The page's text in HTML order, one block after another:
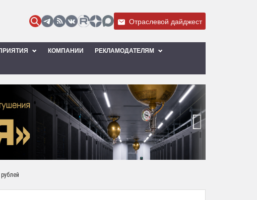
Отраслевой дайджест
КОМПАНИИ РЕКЛАМОДАТЕЛЯМ